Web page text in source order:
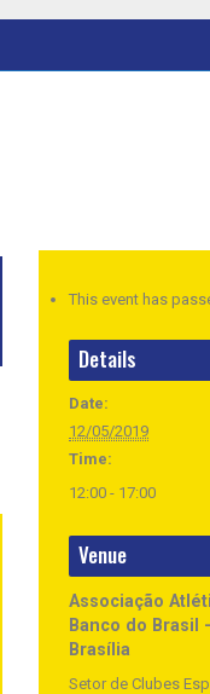
This event has
Details
Date:
12/05/2019
Time:
12:00 - 17:00
Venue
Associação
Banco do Brasil
Brasília
Setor de Clubes